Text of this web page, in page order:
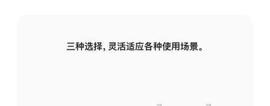
三种选择，灵活适应各种使用场景。